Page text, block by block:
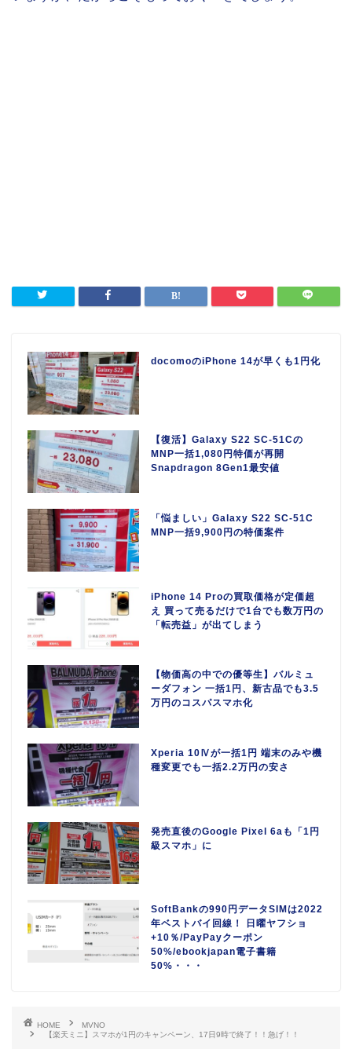
docomoのiPhone 14が早くも1円化
【復活】Galaxy S22 SC-51Cの
MNP一括1,080円特価が再開
Snapdragon 8Gen1最安値
「悩ましい」Galaxy S22 SC-51C
MNP一括9,900円の特価案件
iPhone 14 Proの買取価格が定価超
え 買って売るだけで1台でも数万円の
「転売益」が出てしまう
【物価高の中での優等生】バルミュ
ーダフォン 一括1円、新古品でも3.5
万円のコスパスマホ化
Xperia 10Ⅳが一括1円 端末のみや機
種変更でも一括2.2万円の安さ
発売直後のGoogle Pixel 6aも「1円
級スマホ」に
SoftBankの990円データSIMは2022
年ベストバイ回線！ 日曜ヤフショ
+10％/PayPayクーポン
50%/ebookjapan電子書籍
50%・・・
HOME
MVNO
【楽天ミニ】スマホが1円のキャンペーン、17日9時で終了！！急げ！！